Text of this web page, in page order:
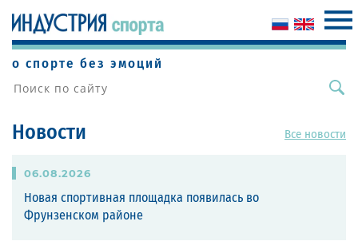
о спорте без эмоций
Новости Все новости
06.08.2026
Новая спортивная площадка появилась во
Фрунзенском районе